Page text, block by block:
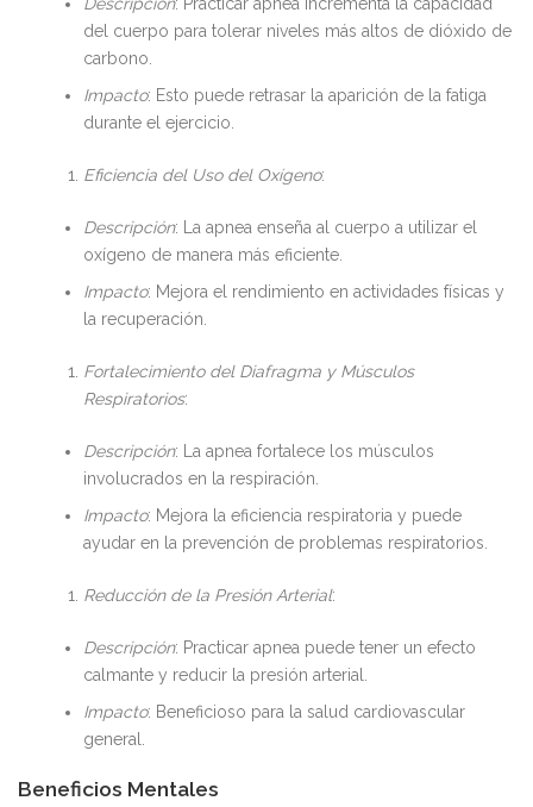
del cuerpo para tolerar niveles más altos de dióxido de
carbono.
Impacto: Esto puede retrasar la aparición de la fatiga
durante el ejercicio.
Eficiencia del Uso del Oxígeno:
Descripción: La apnea enseña al cuerpo a utilizar el
oxígeno de manera más eficiente.
Impacto: Mejora el rendimiento en actividades físicas y
la recuperación.
Fortalecimiento del Diafragma y Músculos
Respiratorios:
Descripción: La apnea fortalece los músculos
involucrados en la respiración.
Impacto: Mejora la eficiencia respiratoria y puede
ayudar en la prevención de problemas respiratorios.
Reducción de la Presión Arterial:
Descripción: Practicar apnea puede tener un efecto
calmante y reducir la presión arterial.
Impacto: Beneficioso para la salud cardiovascular
general.
Beneficios Mentales